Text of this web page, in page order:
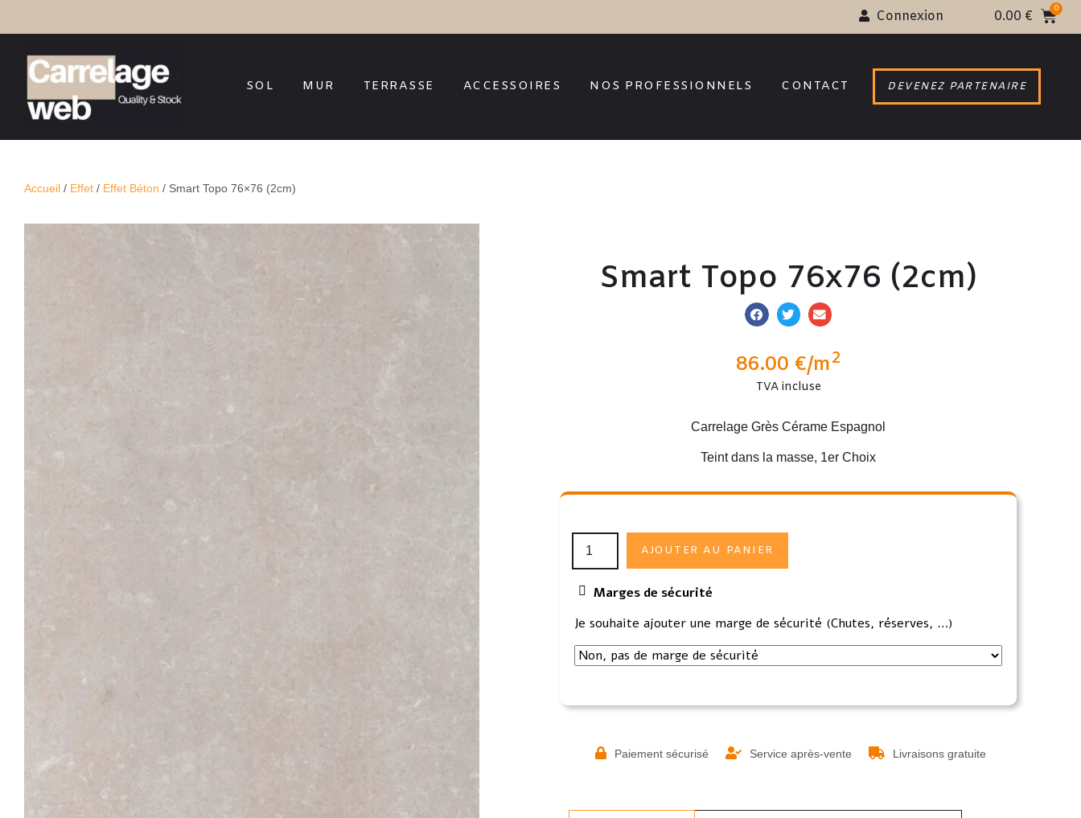
Connexion 0.00 €
SOL MUR TERRASSE ACCESSOIRES NOS PROFESSIONNELS CONTACT DEVENEZ PARTENAIRE
Accueil / Effet / Effet Béton / Smart Topo 76×76 (2cm)
Smart Topo 76x76 (2cm)
86.00 €/m2
TVA incluse
Carrelage Grès Cérame Espagnol
Teint dans la masse, 1er Choix
AJOUTER AU PANIER
Marges de sécurité
Je souhaite ajouter une marge de sécurité (Chutes, réserves, …)
Paiement sécurisé Service après-vente Livraisons gratuite